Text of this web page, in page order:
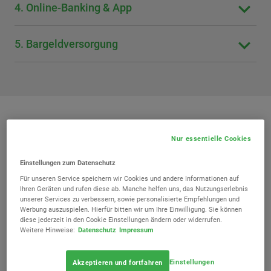
4. Online-Banking & App
5. Bargeldversorgung
Einstellungen zum Datenschutz
Für unseren Service speichern wir Cookies und andere Informationen auf
Ihren Geräten und rufen diese ab. Manche helfen uns, das Nutzungserlebnis
unserer Services zu verbessern, sowie personalisierte Empfehlungen und
Werbung auszuspielen. Hierfür bitten wir um Ihre Einwilligung. Sie können
diese jederzeit in den Cookie Einstellungen ändern oder widerrufen.
Weitere Hinweise: Datenschutz Impressum
Einstellungen
Nur essentielle Cookies
Akzeptieren und fortfahren